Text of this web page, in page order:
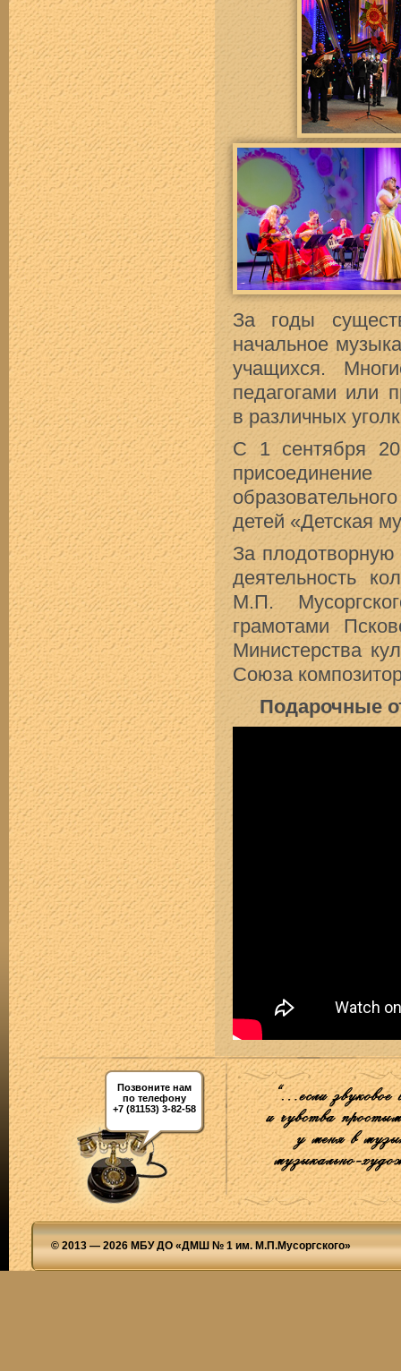
За годы
начальное
учащихся.
педагогами или
в различных
С 1 сентября
детей «Детская
За плодотворную
деятельность
М.П.
грамотами
Министерства
Союза
Подарочные
Позвоните нам
по телефону
+7 (81153) 3-82-58
© 2013 — 2026 МБУ ДО «ДМШ № 1 им. М.П.Мусоргского»